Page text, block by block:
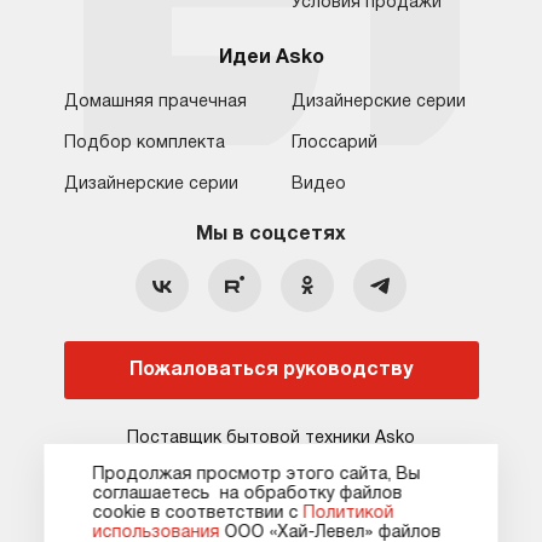
Санкт-Петербург
Москва
Краснодар
8 (800) 555-17-98 8 (812) 425-31-64
hello@asko-shop.ru
О компании Ремонт
Статьи и акции
Сервисные центры Кредит и рассрочка
Гарантия Карта сайта
установку мы осуществляем по всей
России.
Идеи Asko
Домашняя прачечная
Подбор комплекта
Дизайнерские серии
Дизайнерские серии
Глоссарий
Видео
Мы в соцсетях
Пожаловаться руководству
Поставщик бытовой техники Asko
Продолжая просмотр этого сайта, Вы
соглашаетесь на обработку файлов
сооkie в соответствии с
Политикой
использования ООО «Хай-Левел» файлов